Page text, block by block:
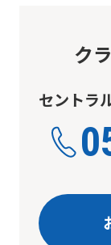
ク
セントラ